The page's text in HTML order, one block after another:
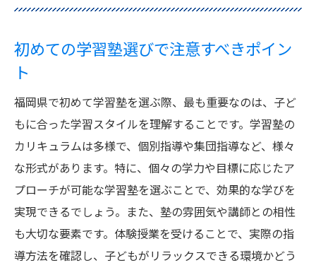
を考える
比較
子どものニーズに合ったカリキュラムの見
極め方
カリキュラムの柔軟性が学習効果に与える
影響
学習塾のカリキュラム更新頻度の重要性
福岡県の学習塾のカリキュラムで注意する
点
初めての学習塾選びで注意すべきポイン
ト
福岡県で初めて学習塾を選ぶ際、最も重要なのは、子ど
もに合った学習スタイルを理解することです。学習塾の
カリキュラムは多様で、個別指導や集団指導など、様々
な形式があります。特に、個々の学力や目標に応じたア
プローチが可能な学習塾を選ぶことで、効果的な学びを
実現できるでしょう。また、塾の雰囲気や講師との相性
も大切な要素です。体験授業を受けることで、実際の指
導方法を確認し、子どもがリラックスできる環境かどう